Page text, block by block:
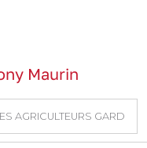
Maurin
AGRICULTEURS GARD